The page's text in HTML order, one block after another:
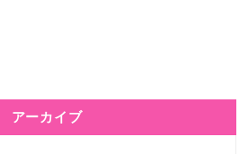
アーカイブ